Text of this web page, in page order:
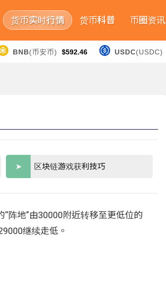
货币实时行情 货币科普 币圈资讯
BNB(币安币) $592.46 USDC(USDC)
区块链游戏获利技巧
阵地”由30000附近转移至更低位的
继续走低。